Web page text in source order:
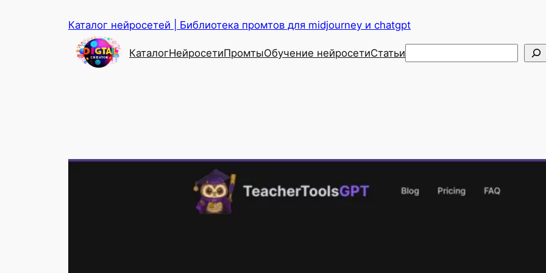
Каталог нейросетей | Библиотека промтов для midjourney и chatgpt
КаталогНейросетиПромтыОбучение нейросетиСтатьи